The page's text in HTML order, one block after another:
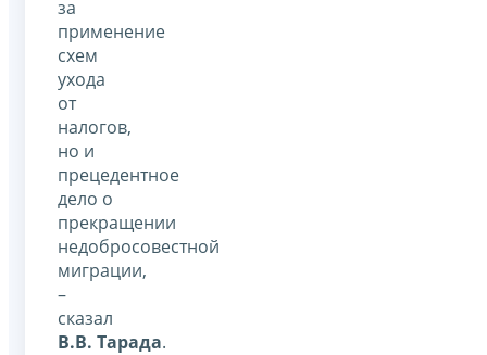
за
применение
схем
ухода
от
налогов,
но и
прецедентное
дело о
прекращении
недобросовестной
миграции,
–
сказал
В.В. Тарада.